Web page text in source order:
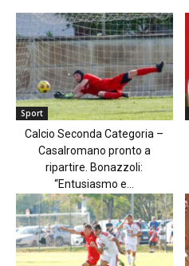
Sport
Calcio Seconda Categoria –
Casalromano pronto a
ripartire. Bonazzoli:
“Entusiasmo e...